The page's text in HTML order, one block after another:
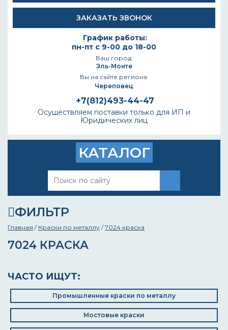
ЗАКАЗАТЬ ЗВОНОК
График работы:
пн-пт с 9-00 до 18-00
Ваш город:
Эль-Монте
Вы на сайте региона:
Череповец
+7(812)493-44-47
Осуществляем поставки только для ИП и
Юридических лиц
КАТАЛОГ
ФИЛЬТР
Главная / Краски по металлу /7024 краска
7024 КРАСКА
ЧАСТО ИЩУТ:
Промышленные краски по металлу
Мостовые краски